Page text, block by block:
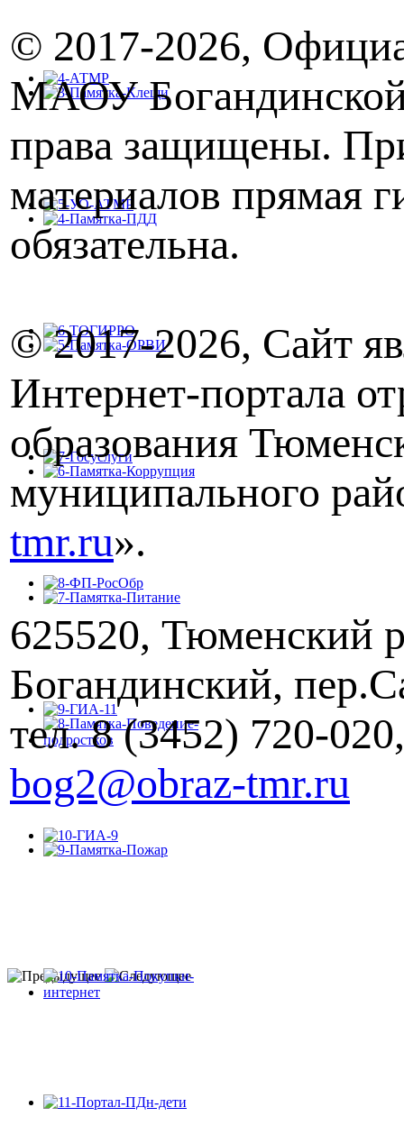
© 2017-2026,
МАОУ
права защищены.
материалов прямая
обязательна.
© 2017-2026, Сайт
Интернет-портала
образования
муниципального
tmr.ru».
625520, Тюменский
Богандинский,
тел. 8 (3452) 720-
bog2@obraz-tmr.ru